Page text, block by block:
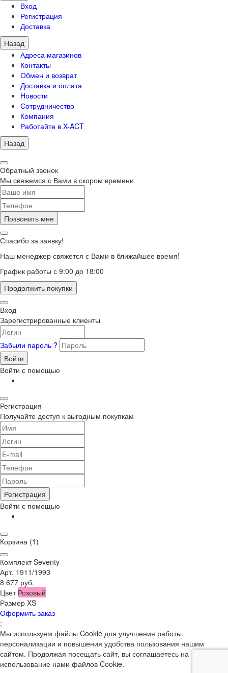
Вход
Регистрация
Доставка
Назад
Адреса магазинов
Контакты
Обмен и возврат
Доставка и оплата
Новости
Сотрудничество
Компания
Работайте в X-ACT
Назад
Обратный звонок
Мы свяжемся с Вами в скором времени
Позвонить мне
Спасибо за заявку!
Наш менеджер свяжется с Вами в ближайшее время!
График работы с 9:00 до 18:00
Продолжить покупки
Вход
Зарегистрированные клиенты
Забыли пароль ?
Войти
Войти с помощью
Регистрация
Получайте доступ к выгодным покупкам
Регистрация
Войти с помощью
Корзина (1)
Комплект Seventy
Арт. 1911/1993
8 677 руб.
Цвет Розовый
Размер XS
Оформить заказ
;
Мы используем файлы Cookie для улучшения работы,
персонализации и повышения удобства пользования нашим
сайтом. Продолжая посещать сайт, вы соглашаетесь на
использование нами файлов Cookie.